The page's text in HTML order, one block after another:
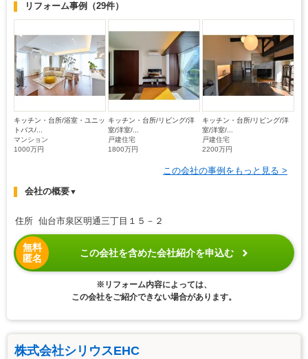
リフォーム事例 （29件）
キッチン・台所/浴室・ユニッ
トバス/...
マンション
1000万円
キッチン・台所/リビング/洋
室/洋室/...
戸建住宅
1800万円
キッチン・台所/リビング/洋
室/洋室/...
戸建住宅
2200万円
この会社の事例をもっと見る >
会社の概要▼
住所 仙台市泉区明通三丁目１５－２
無料
匿名
この会社を含めた会社紹介を申込む
※リフォーム内容によっては、
この会社をご紹介できない場合があります。
株式会社シリウスEHC